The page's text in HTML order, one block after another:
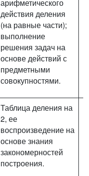
арифметического
действия деления
(на равные части);
выполнение
решения задач на
основе действий с
предметными
совокупностями.
Таблица деления на
2, ее
воспроизведение на
основе знания
закономерностей
построения.